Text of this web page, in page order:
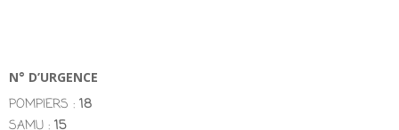
N° D’URGENCE
POMPIERS : 18
SAMU : 15